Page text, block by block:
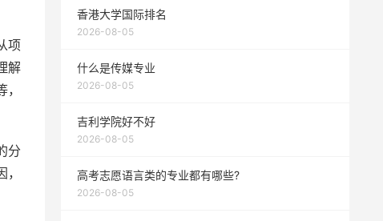
项
解
分
香港大学国际排名
2026-08-05
什么是传媒专业
2026-08-05
吉利学院好不好
2026-08-05
高考志愿语言类的专业都有哪些?
2026-08-05